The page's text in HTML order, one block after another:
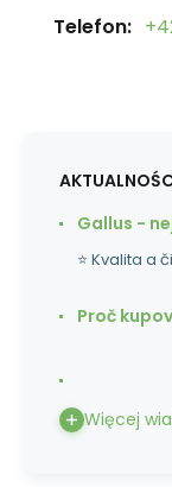
Telefon:
Gallus -
⭐ Kvalita a
Proč
Więcej